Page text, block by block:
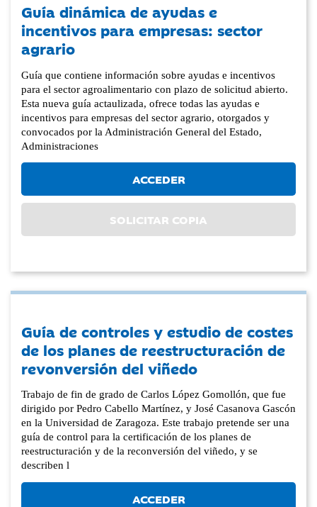
Guía dinámica de ayudas e
incentivos para empresas: sector
agrario
Guía que contiene información sobre ayudas e incentivos
para el sector agroalimentario con plazo de solicitud abierto.
Esta nueva guía actaulizada, ofrece todas las ayudas e
incentivos para empresas del sector agrario, otorgados y
convocados por la Administración General del Estado,
Administraciones
ACCEDER
SOLICITAR COPIA
Guía de controles y estudio de costes
de los planes de reestructuración de
revonversión del viñedo
Trabajo de fin de grado de Carlos López Gomollón, que fue
dirigido por Pedro Cabello Martínez, y José Casanova Gascón
en la Universidad de Zaragoza. Este trabajo pretende ser una
guía de control para la certificación de los planes de
reestructuración y de la reconversión del viñedo, y se
describen l
ACCEDER